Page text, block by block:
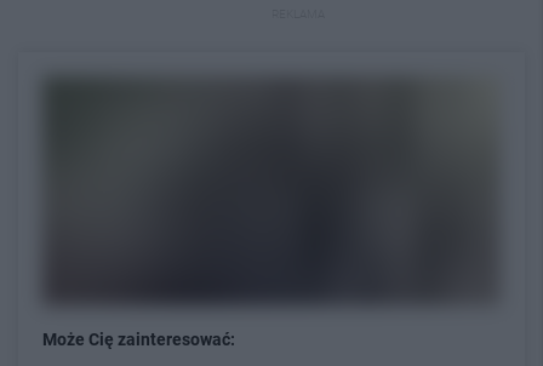
Może Cię zainteresować: